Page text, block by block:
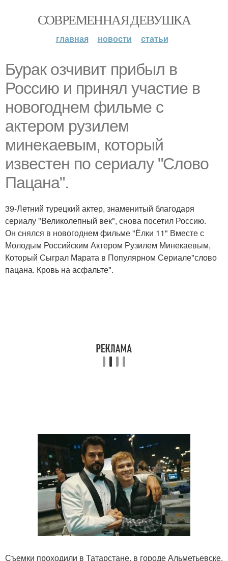
СОВРЕМЕННАЯ ДЕВУШКА
главная новости статьи
Бурак озчивит прибыл в
Россию и принял участие в
новогоднем фильме с
актером рузилем
минекаевым, который
известен по сериалу "Слово
Пацана".
39-Летний турецкий актер, знаменитый благодаря
сериалу "Великолепный век", снова посетил Россию.
Он снялся в новогоднем фильме "Ёлки 11" Вместе с
Молодым Российским Актером Рузилем Минекаевым,
Который Сыграл Марата в Популярном Сериале"слово
пацана. Кровь на асфальте".
Съемки проходили в Татарстане, в городе Альметьевске.